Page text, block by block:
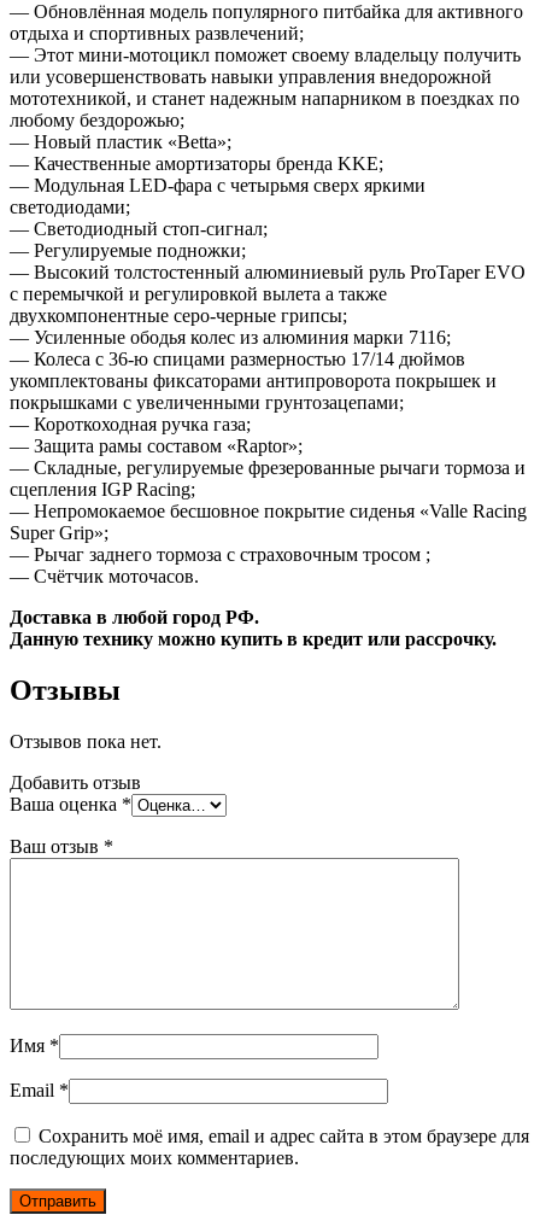
— Обновлённая модель популярного питбайка для активного
отдыха и спортивных развлечений;
— Этот мини-мотоцикл поможет своему владельцу получить
или усовершенствовать навыки управления внедорожной
мототехникой, и станет надежным напарником в поездках по
любому бездорожью;
— Новый пластик «Betta»;
— Качественные амортизаторы бренда KKE;
— Модульная LED-фара с четырьмя сверх яркими
светодиодами;
— Светодиодный стоп-сигнал;
— Регулируемые подножки;
— Высокий толстостенный алюминиевый руль ProTaper EVO
с перемычкой и регулировкой вылета а также
двухкомпонентные серо-черные грипсы;
— Усиленные ободья колес из алюминия марки 7116;
— Колеса с 36-ю спицами размерностью 17/14 дюймов
укомплектованы фиксаторами антипроворота покрышек и
покрышками с увеличенными грунтозацепами;
— Короткоходная ручка газа;
— Защита рамы составом «Raptor»;
— Складные, регулируемые фрезерованные рычаги тормоза и
сцепления IGP Racing;
— Непромокаемое бесшовное покрытие сиденья «Valle Racing
Super Grip»;
— Рычаг заднего тормоза с страховочным тросом ;
— Счётчик моточасов.
Доставка в любой город РФ.
Данную технику можно купить в кредит или рассрочку.
Отзывы
Отзывов пока нет.
Добавить отзыв
Ваша оценка *
Ваш отзыв *
Имя *
Email *
Сохранить моё имя, email и адрес сайта в этом браузере для
последующих моих комментариев.